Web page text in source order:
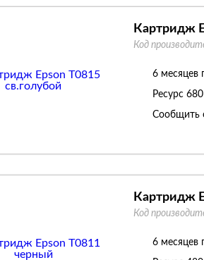
Картридж
Код
6 месяцев
Ресурс
Сообщить
Картридж
Код
6 месяцев